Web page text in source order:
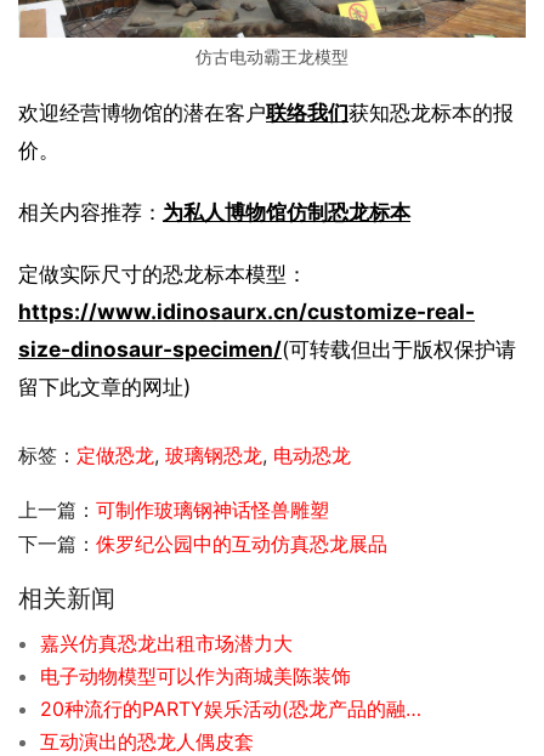
仿古电动霸王龙模型
欢迎经营博物馆的潜在客户联络我们获知恐龙标本的报
价。
相关内容推荐： 为私人博物馆仿制恐龙标本
定做实际尺寸的恐龙标本模型：
https://www.idinosaurx.cn/customize-real-
size-dinosaur-specimen/(可转载但出于版权保护请
留下此文章的网址)
标签： 定做恐龙, 玻璃钢恐龙, 电动恐龙
上一篇： 可制作玻璃钢神话怪兽雕塑
下一篇： 侏罗纪公园中的互动仿真恐龙展品
相关新闻
嘉兴仿真恐龙出租市场潜力大
电子动物模型可以作为商城美陈装饰
20种流行的PARTY娱乐活动(恐龙产品的融入)
互动演出的恐龙人偶皮套